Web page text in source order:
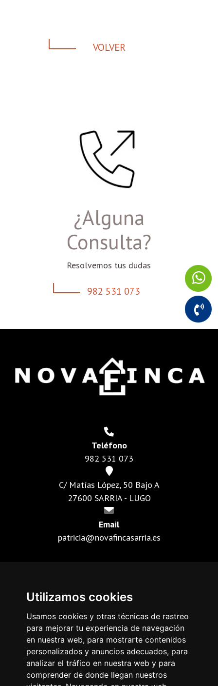
Utilizamos cookies
Usamos cookies y otras técnicas de rastreo
para mejorar tu experiencia de navegación
en nuestra web, para mostrarte contenidos
personalizados y anuncios adecuados, para
analizar el tráfico en nuestra web y para
comprender de donde llegan nuestros
VOLVER
¿Alguna
Consulta?
Resolvemos tus dudas
982 531 073
Teléfono
982 531 073
C/ Matías López, 50 Bajo A
27600 SARRIA - LUGO
Email
patricia@novafincasarria.es
Nosotros
Inmuebles
Comunidades
Contacto